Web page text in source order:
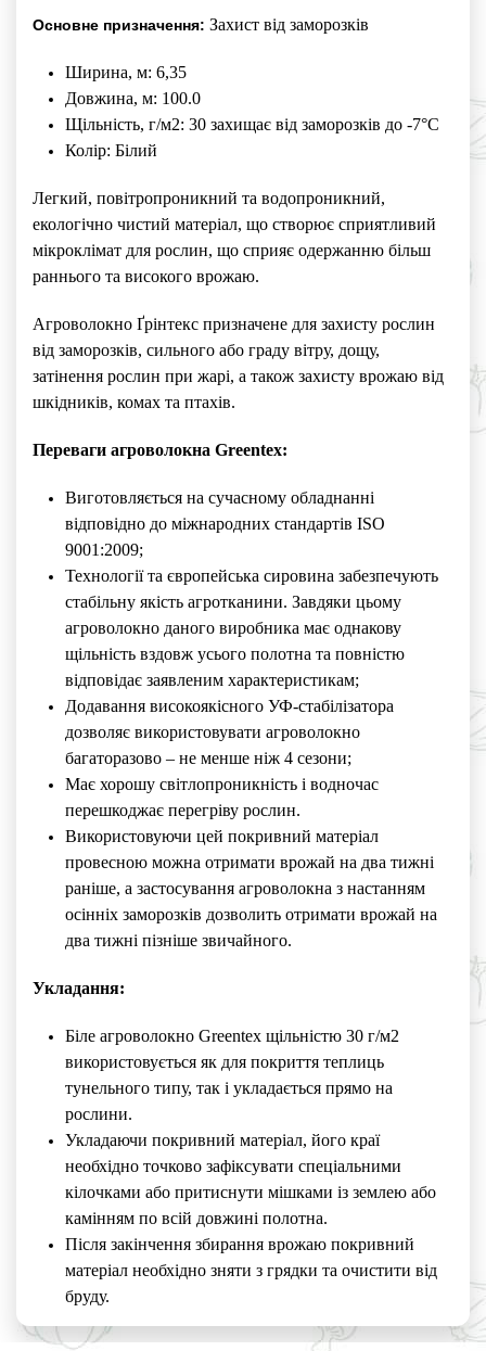
Основне призначення: Захист від заморозків
Ширина, м: 6,35
Довжина, м: 100.0
Щільність, г/м2: 30 захищає від заморозків до -7°С
Колір: Білий
Легкий, повітропроникний та водопроникний,
екологічно чистий матеріал, що створює сприятливий
мікроклімат для рослин, що сприяє одержанню більш
раннього та високого врожаю.
Агроволокно Ґрінтекс призначене для захисту рослин
від заморозків, сильного або граду вітру, дощу,
затінення рослин при жарі, а також захисту врожаю від
шкідників, комах та птахів.
Переваги агроволокна Greentex:
Виготовляється на сучасному обладнанні
відповідно до міжнародних стандартів ISO
9001:2009;
Технології та європейська сировина забезпечують
стабільну якість агротканини. Завдяки цьому
агроволокно даного виробника має однакову
щільність вздовж усього полотна та повністю
відповідає заявленим характеристикам;
Додавання високоякісного УФ-стабілізатора
дозволяє використовувати агроволокно
багаторазово – не менше ніж 4 сезони;
Має хорошу світлопроникність і водночас
перешкоджає перегріву рослин.
Використовуючи цей покривний матеріал
провесною можна отримати врожай на два тижні
раніше, а застосування агроволокна з настанням
осінніх заморозків дозволить отримати врожай на
два тижні пізніше звичайного.
Укладання:
Біле агроволокно Greentex щільністю 30 г/м2
використовується як для покриття теплиць
тунельного типу, так і укладається прямо на
рослини.
Укладаючи покривний матеріал, його краї
необхідно точково зафіксувати спеціальними
кілочками або притиснути мішками із землею або
камінням по всій довжині полотна.
Після закінчення збирання врожаю покривний
матеріал необхідно зняти з грядки та очистити від
бруду.